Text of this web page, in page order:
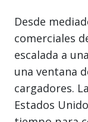
Desde
comerciales
escalada a
una ventana
cargadores.
Estados